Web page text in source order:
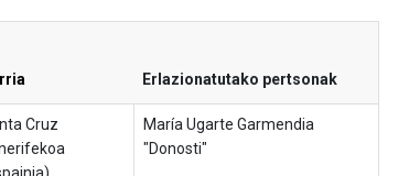
Erlazionatutako pertsonak
Cruz
María Ugarte Garmendia
"Donosti"